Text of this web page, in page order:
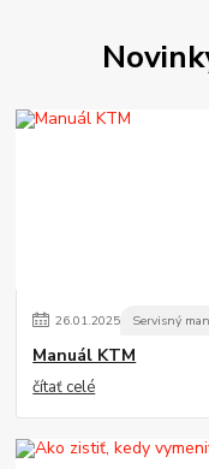
26.01.2025 Servisný
Manuál KTM
čítať celé